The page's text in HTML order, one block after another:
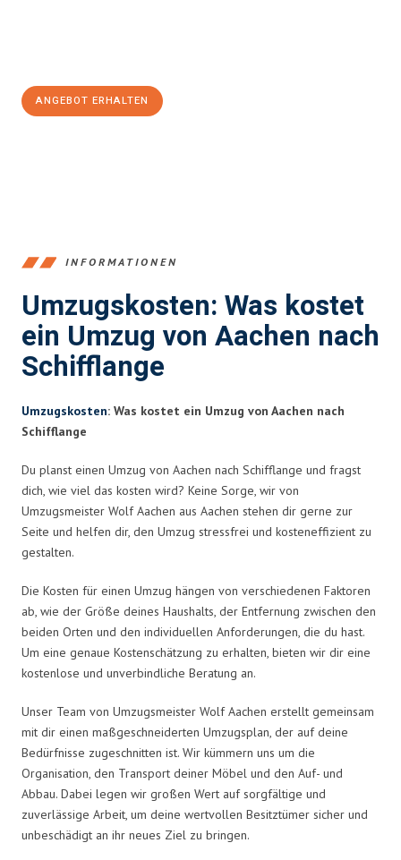
ANGEBOT ERHALTEN
INFORMATIONEN
Umzugskosten: Was kostet
ein Umzug von Aachen nach
Schifflange
Umzugskosten: Was kostet ein Umzug von Aachen nach
Schifflange
Du planst einen Umzug von Aachen nach Schifflange und fragst
dich, wie viel das kosten wird? Keine Sorge, wir von
Umzugsmeister Wolf Aachen aus Aachen stehen dir gerne zur
Seite und helfen dir, den Umzug stressfrei und kosteneffizient zu
gestalten.
Die Kosten für einen Umzug hängen von verschiedenen Faktoren
ab, wie der Größe deines Haushalts, der Entfernung zwischen den
beiden Orten und den individuellen Anforderungen, die du hast.
Um eine genaue Kostenschätzung zu erhalten, bieten wir dir eine
kostenlose und unverbindliche Beratung an.
Unser Team von Umzugsmeister Wolf Aachen erstellt gemeinsam
mit dir einen maßgeschneiderten Umzugsplan, der auf deine
Bedürfnisse zugeschnitten ist. Wir kümmern uns um die
Organisation, den Transport deiner Möbel und den Auf- und
Abbau. Dabei legen wir großen Wert auf sorgfältige und
zuverlässige Arbeit, um deine wertvollen Besitztümer sicher und
unbeschädigt an ihr neues Ziel zu bringen.